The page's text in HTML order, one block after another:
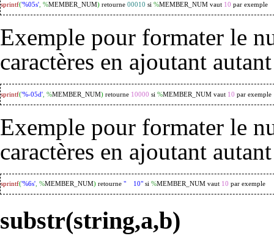
sprintf('%05s' %MEMBER_NUM) retourne 00010 si %MEMBER_NUM vaut 10 par exemple
Exemple pour formater le
caractères en ajoutant
sprintf('%-05d' %MEMBER_NUM) retourne 10000 si %MEMBER_NUM vaut 10 par exemple
Exemple pour formater le
caractères en ajoutant
sprintf('%6s', %MEMBER_NUM) retourne "    10" si %MEMBER_NUM vaut 10 par exemple
substr(string,a,b)